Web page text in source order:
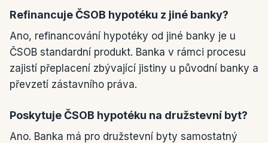
Refinancuje ČSOB hypotéku z jiné banky?
Ano, refinancování hypotéky od jiné banky je u
ČSOB standardní produkt. Banka v rámci procesu
zajistí přeplacení zbývající jistiny u původní banky a
převzetí zástavního práva.
Poskytuje ČSOB hypotéku na družstevní byt?
Ano. Banka má pro družstevní byty samostatný